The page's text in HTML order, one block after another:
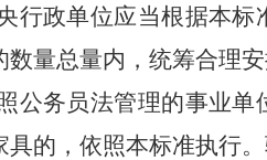
行政单位应当根据本标
数量总量内，统筹合理
公务员法管理的事业单
具的，依照本标准执行